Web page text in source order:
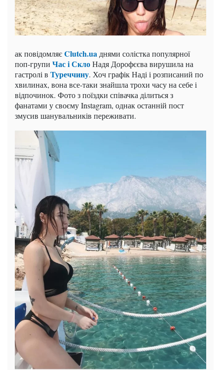
ак повідомляєClutch.ua днями солістка популярної
поп-групи Час і СклоНадя Дорофєєва вирушила на
гастролі в Туреччину. Хоч графік Наді і розписаний по
хвилинах, вона все-таки знайшла трохи часу на себе і
відпочинок. Фото з поїздки співачка ділиться з
фанатами у своєму Instagram, однак останній пост
змусив шанувальників переживати.